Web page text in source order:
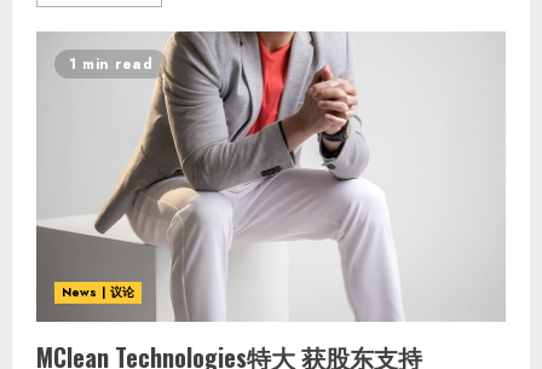
1 min read
News | 议论
MClean Technologies特大 获股东支持